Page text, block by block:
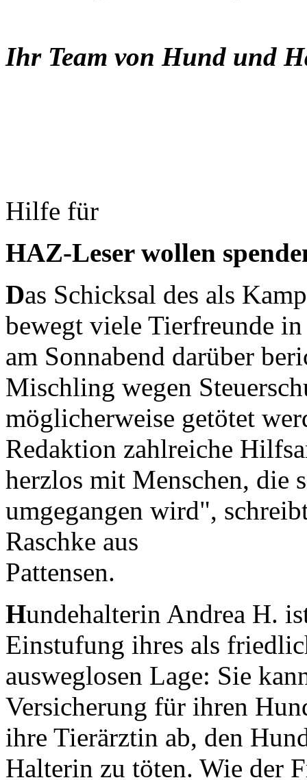
Ihr Team von Hund und
Hilfe für
HAZ-Leser wollen
Das Schicksal des als
bewegt viele Tierfreunde
am Sonnabend darüber
Mischling wegen
möglicherweise getötet
Redaktion zahlreiche
herzlos mit Menschen, die
umgegangen wird",
Raschke aus
Pattensen.
Hundehalterin Andrea H.
Einstufung ihres als
ausweglosen Lage: Sie
Versicherung für ihren
ihre Tierärztin ab, den
Halterin zu töten. Wie der